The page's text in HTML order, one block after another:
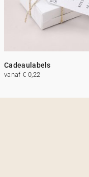
Cadeaulabels
vanaf € 0,22